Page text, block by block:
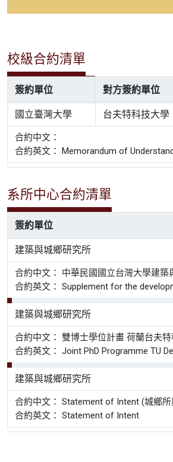
校級合約清單
簽約單位 對方簽約單位
國立臺灣大學 台夫特科技大學
合約中文：
合約英文： Memorandum of
系所中心合約清單
簽約單位
建築與城鄉研究所
合約中文： 中華民國國立台灣大學建
合約英文： Supplement for the
建築與城鄉研究所
合約中文： 雙博士學位計畫 荷蘭台夫
合約英文： Joint PhD Programme TU
建築與城鄉研究所
合約中文： Statement of Intent (城鄉
合約英文： Statement of Intent